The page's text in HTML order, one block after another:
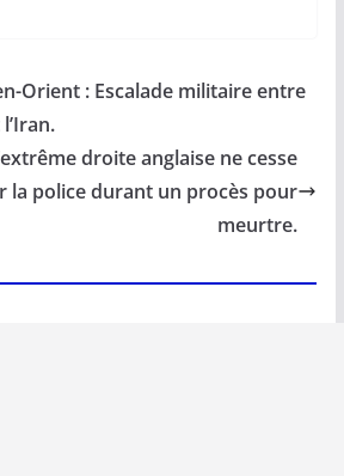
e
dI
n
y
n
k
g
Orient : Escalade militaire entre
droite anglaise ne cesse
la police durant un procès pour
meurtre.